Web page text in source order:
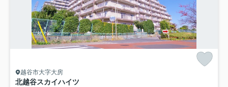
越谷市大字大房
北越谷スカイハイツ